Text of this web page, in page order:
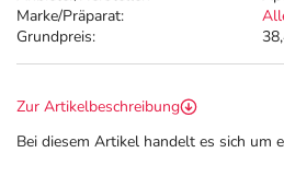
Marke/Präparat:
Grundpreis:
Zur Artikelbeschreibung
Bei diesem Artikel handelt es sich um